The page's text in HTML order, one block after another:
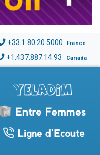
+33.1.80.20.5000 France
+1.437.887.14.93 Canada